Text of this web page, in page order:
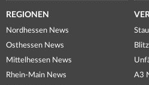
REGIONEN
Nordhessen News
Osthessen News
Mittelhessen News
Rhein-Main News
A3